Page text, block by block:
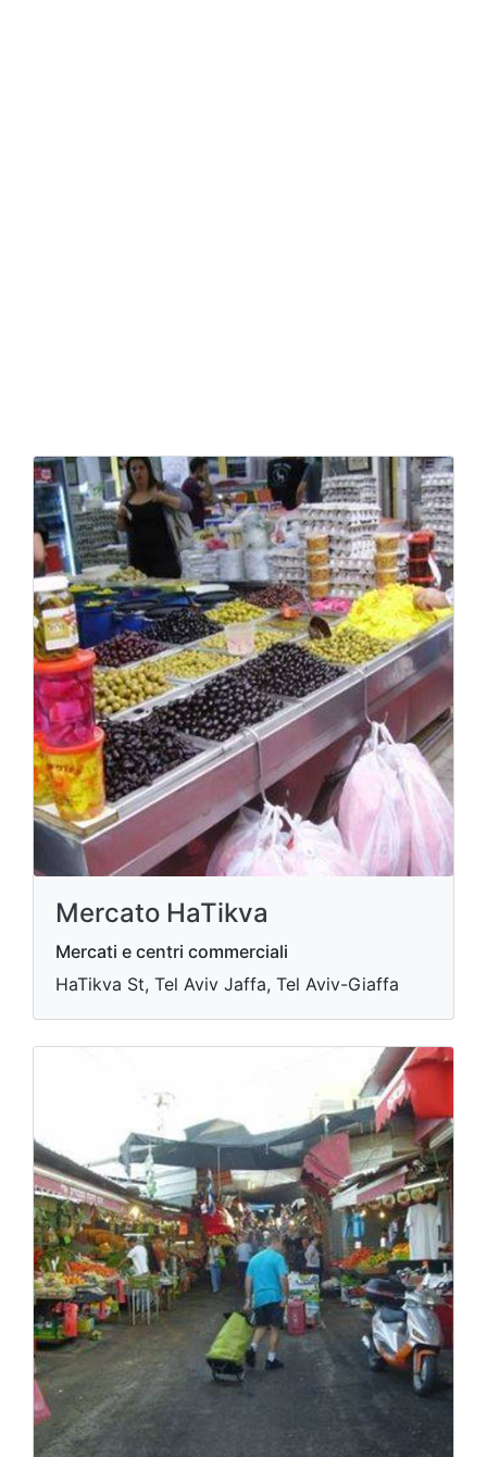
Mercato HaTikva
Mercati e centri commerciali
HaTikva St, Tel Aviv Jaffa, Tel Aviv-Giaffa